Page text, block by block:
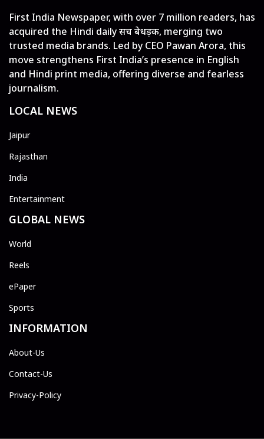
First India Newspaper, with over 7 million readers, has
acquired the Hindi daily सच बेधड़क, merging two
trusted media brands. Led by CEO Pawan Arora, this
move strengthens First India’s presence in English
and Hindi print media, offering diverse and fearless
journalism.
LOCAL NEWS
Jaipur
Rajasthan
India
Entertainment
GLOBAL NEWS
World
Reels
ePaper
Sports
INFORMATION
About-Us
Contact-Us
Privacy-Policy